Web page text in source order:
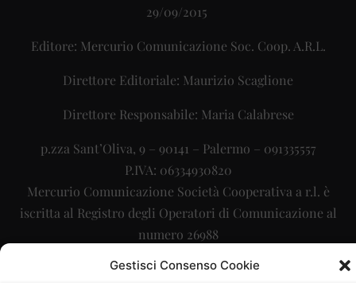
Gestisci Consenso Cookie
29/09/2015
Editore: Mercurio Comunicazione Soc. Coop. A.R.L.
Direttore Editoriale: Maurizio Scaglione
Direttore Responsabile: Maria Calabrese
p.zza Sant’Oliva, 9 – 90141 – Palermo – 091335557
P.IVA: 06334930820
Mercurio Comunicazione Società Cooperativa a r.l. è
iscritta al Registro degli Operatori di Comunicazione al
numero 26988
Sito gestito daLa Digitale srl–info@ladigitale.it